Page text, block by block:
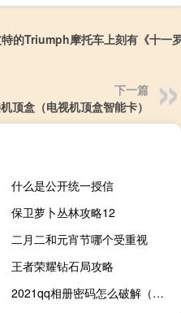
的Triumph摩托车上刻有《十一
下一篇
顶盒（电视机顶盒智能卡）
什么是公开统一授信
保卫萝卜丛林攻略12
二月二和元宵节哪个受重视
王者荣耀钻石局攻略
2021qq相册密码怎么破解（qq相册密码破解教程）